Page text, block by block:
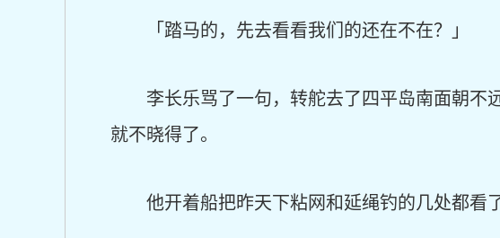
「踏马的，先去看看我们的还在不在？」
李长乐骂了一句，转舵去了四平岛南面朝不
就不晓得了。
他开着船把昨天下粘网和延绳钓的几处都看